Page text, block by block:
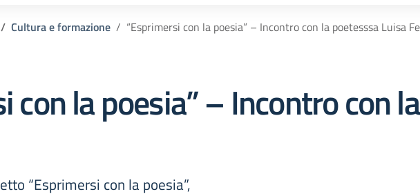
Cultura e formazione “Esprimersi con la poesia” – Incontro con la poetesssa Luisa
con la poesia” – Incontro con
“Esprimersi con la poesia”,